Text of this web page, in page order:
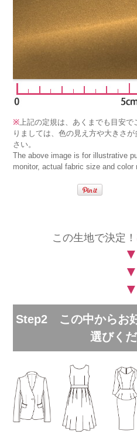
※上記の定規は、あくまでも目安で
りましては、色の見え方や大きさ
さい。
The above image is for illustrative
monitor, actual fabric size and color
この生地で決定！
▼
▼
▼
Step2 この中からお
選びく